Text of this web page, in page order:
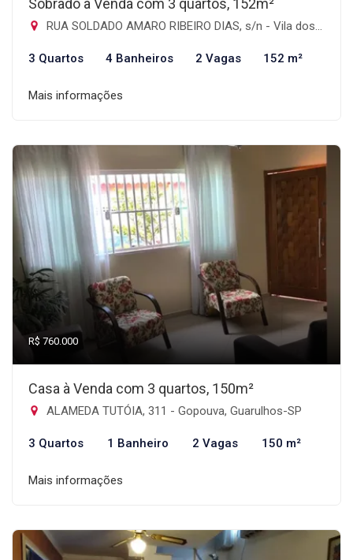
Sobrado à Venda com 3 quartos, 152m²
RUA SOLDADO AMARO RIBEIRO DIAS, s/n - Vila dos Telles, Guarulhos-SP
3 Quartos 4 Banheiros 2 Vagas 152 m²
Mais informações
R$ 760.000
Casa à Venda com 3 quartos, 150m²
ALAMEDA TUTÓIA, 311 - Gopouva, Guarulhos-SP
3 Quartos 1 Banheiro 2 Vagas 150 m²
Mais informações